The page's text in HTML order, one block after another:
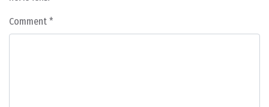
Comment *